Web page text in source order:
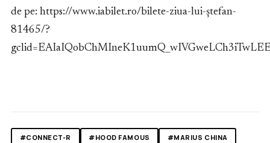
de pe: https://www.iabilet.ro/bilete-ziua-lui-ștefan-
81465/?
#CONNECT-R #HOOD FAMOUS
#MARIUS CHINA